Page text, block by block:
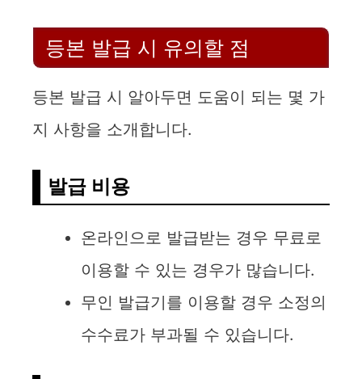
등본 발급 시 유의할 점
등본 발급 시 알아두면 도움이 되는 몇 가
지 사항을 소개합니다.
발급 비용
온라인으로 발급받는 경우 무료로
이용할 수 있는 경우가 많습니다.
무인 발급기를 이용할 경우 소정의
수수료가 부과될 수 있습니다.